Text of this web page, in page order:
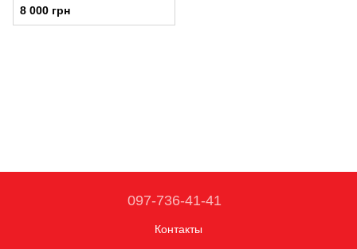
8 000 грн
097-736-41-41
Контакты